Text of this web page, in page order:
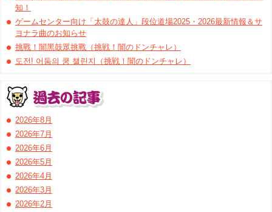
知！
ゲームセンター向け「太鼓の達人」段位道場2025・2026最新情報＆サ
ヨナラ曲のお知らせ
挑戰！闇黑鼓眾挑戰（挑戦！闇のドンチャレ）
도전! 어둠의 쿵 챌린지（挑戦！闇のドンチャレ）
2026年8月
2026年7月
2026年6月
2026年5月
2026年4月
2026年3月
2026年2月